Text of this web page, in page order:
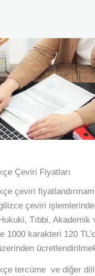
Çeviri Fiyatları
çeviri
çeviri
Tıbbi, Akademik
1000 karakteri 120
tercüme ve diğer